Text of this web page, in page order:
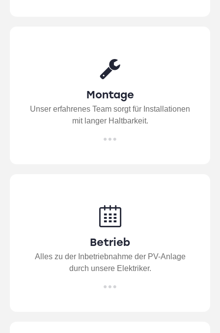
Montage
Unser erfahrenes Team sorgt für Installationen
mit langer Haltbarkeit.
Betrieb
Alles zu der Inbetriebnahme der PV-Anlage
durch unsere Elektriker.